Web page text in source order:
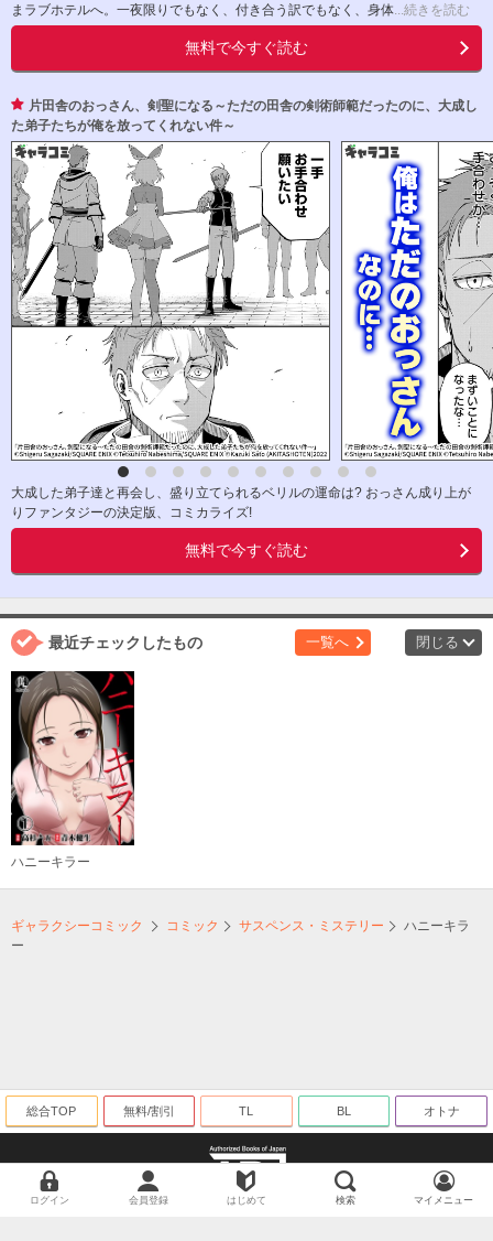
まラブホテルへ。一夜限りでもなく、付き合う訳でもなく、身体 ...続きを読む
無料で今すぐ読む
片田舎のおっさん、剣聖になる～ただの田舎の剣術師範だったのに、大成し
た弟子たちが俺を放ってくれない件～
大成した弟子達と再会し、盛り立てられるベリルの運命は? おっさん成り上が
りファンタジーの決定版、コミカライズ!
無料で今すぐ読む
最近チェックしたもの 一覧へ 閉じる
ハニーキラー
ギャラクシーコミック コミック サスペンス・ミステリー
ハニーキラ
ー
総合TOP 無料/割引 TL BL オトナ
ログイン 会員登録 はじめて 検索 マイメニュー